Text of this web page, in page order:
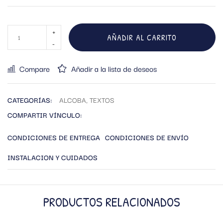
AÑADIR AL CARRITO
Compare Añadir a la lista de deseos
CATEGORÍAS: ALCOBA, TEXTOS
COMPARTIR VÍNCULO:
CONDICIONES DE ENTREGA CONDICIONES DE ENVÍO
INSTALACION Y CUIDADOS
PRODUCTOS RELACIONADOS